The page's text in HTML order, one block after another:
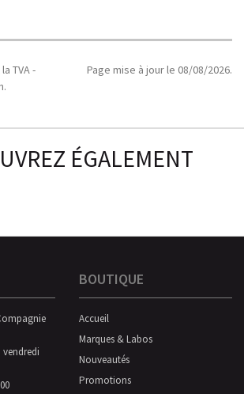
TVA -
Page mise à jour le 08/08/2026.
ÉGALEMENT
BOUTIQUE
Accueil
Marques & Labos
Nouveautés
Promotions